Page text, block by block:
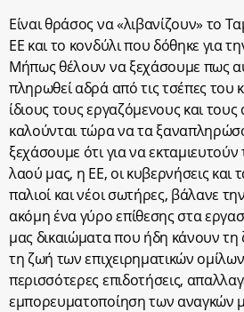
Είναι θράσος να «λιβανίζουν» το
ΕΕ και το κονδύλι που δόθηκε για
Μήπως θέλουν να ξεχάσουμε πως
πληρωθεί αδρά από τις τσέπες του
ίδιους τους εργαζόμενους και τους
καλούνται τώρα να τα
ξεχάσουμε ότι για να
λαού μας, η ΕΕ, οι κυβερνήσεις και
παλιοί και νέοι σωτήρες, βάλανε
ακόμη ένα γύρο επίθεσης στα
μας δικαιώματα που ήδη κάνουν
τη ζωή των επιχειρηματικών
περισσότερες επιδοτήσεις,
εμπορευματοποίηση των αναγκών